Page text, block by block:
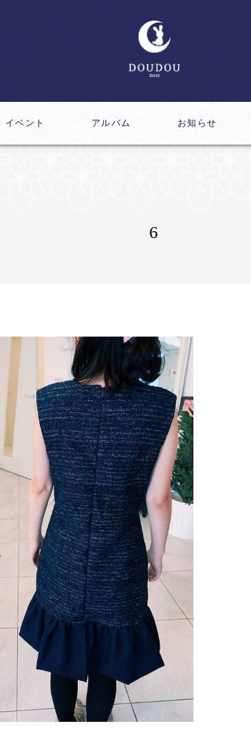
イベント アルバム お知らせ
6